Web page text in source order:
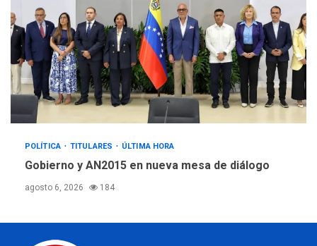
POLÍTICA TITULARES ÚLTIMA HORA
Gobierno y AN2015 en nueva mesa de diálogo
agosto 6, 2026 184